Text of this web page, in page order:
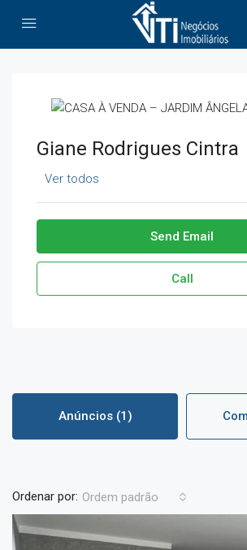
Giane Rodrigues Cintra
Ver todos
Send Email
Call
Anúncios (1)
Ordenar por: Ordem padrão